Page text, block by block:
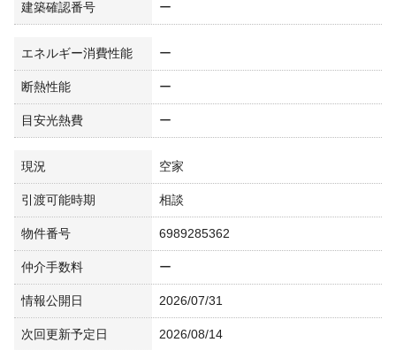
建築確認番号 ー
エネルギー消費性能 ー
断熱性能 ー
目安光熱費 ー
現況 空家
引渡可能時期 相談
物件番号 6989285362
仲介手数料 ー
情報公開日 2026/07/31
次回更新予定日 2026/08/14